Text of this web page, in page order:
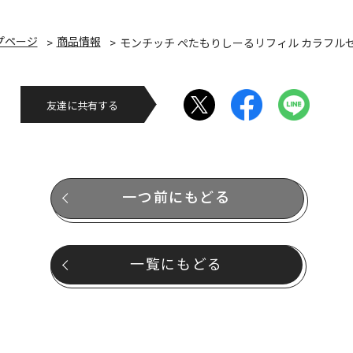
ページ 商品情報 モンチッチ ぺたもりしーるリフィル カラフル
友達に共有する
一つ前にもどる
一覧にもどる